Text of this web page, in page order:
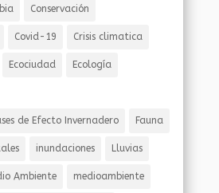
Conservación
Covid-19 Crisis climatica
Ecociudad Ecología
de Efecto Invernadero Fauna
inundaciones Lluvias
Ambiente medioambiente